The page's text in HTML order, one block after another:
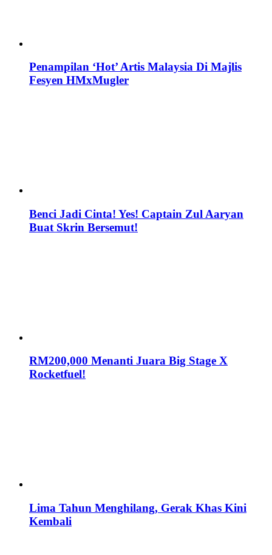
Penampilan ‘Hot’ Artis Malaysia Di Majlis
Fesyen HMxMugler
Benci Jadi Cinta! Yes! Captain Zul Aaryan
Buat Skrin Bersemut!
RM200,000 Menanti Juara Big Stage X
Rocketfuel!
Lima Tahun Menghilang, Gerak Khas Kini
Kembali